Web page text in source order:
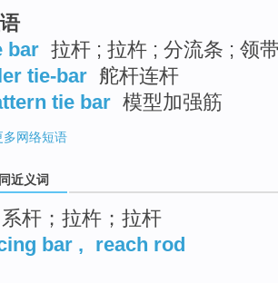
bar 拉杆 ; 拉杵 ; 分流条 ; 领
tie-bar 舵杆连杆
tie bar 模型加强筋
多网络短语
同近义词
杆；拉杵；拉杆
bar , reach rod